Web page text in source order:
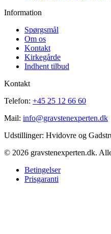
Information
Spørgsmål
Om os
Kontakt
Kirkegårde
Indhent tilbud
Kontakt
Telefon: +45 25 12 66 60
Mail: info@gravstenexperten.dk
Udstillinger: Hvidovre og
© 2026 gravstenexperten.dk.
Betingelser
Prisgaranti